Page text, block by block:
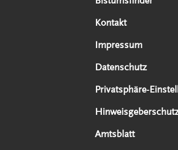
Kontakt
Impressum
Datenschutz
Privatsphäre-
Amtsblatt